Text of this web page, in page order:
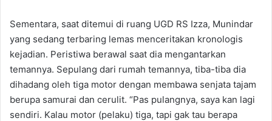
Sementara, saat ditemui di ruang UGD RS Izza, Munindar
yang sedang terbaring lemas menceritakan kronologis
kejadian. Peristiwa berawal saat dia mengantarkan
temannya. Sepulang dari rumah temannya, tiba-tiba dia
dihadang oleh tiga motor dengan membawa senjata tajam
berupa samurai dan cerulit. “Pas pulangnya, saya kan lagi
sendiri. Kalau motor (pelaku) tiga, tapi gak tau berapa